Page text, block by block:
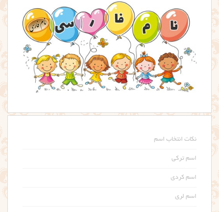
نکات انتخاب اسم
اسم ترکی
اسم کردی
اسم لری